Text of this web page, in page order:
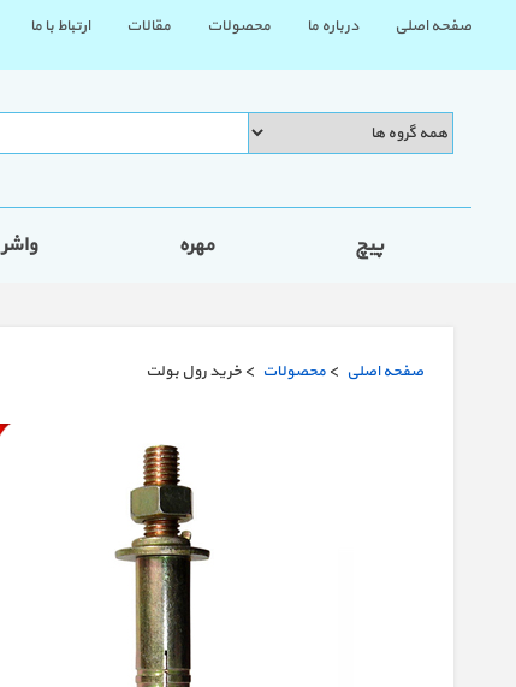
صفحه اصلی درباره ما محصولات مقالات ارتباط با ما
پیچ مهره واشر
صفحه اصلی > محصولات > خرید رول بولت